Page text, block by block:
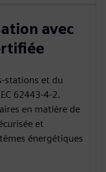
avec
stations et du
62443‑4‑2.
en matière de
et
énergétiques